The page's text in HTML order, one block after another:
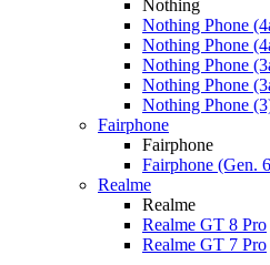
Nothing
Nothing Phone
Nothing Phone
Nothing Phone
Nothing Phone
Nothing Phone
Fairphone
Fairphone
Fairphone (Gen.
Realme
Realme
Realme GT 8 Pro
Realme GT 7 Pro